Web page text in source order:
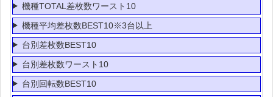
機種TOTAL差枚数ワースト10
機種平均差枚数BEST10※3台以上
台別差枚数BEST10
台別差枚数ワースト10
台別回転数BEST10